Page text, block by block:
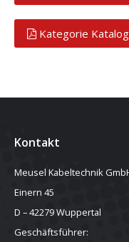
Kategorie
Kontakt
Meusel Kabeltechnik
Einern 45
D – 42279 Wuppertal
Geschäftsführer: